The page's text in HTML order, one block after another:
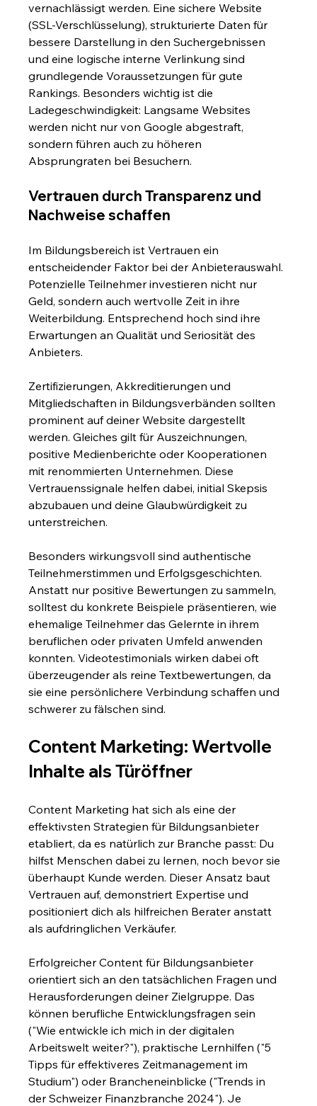
vernachlässigt werden. Eine sichere Website
(SSL-Verschlüsselung), strukturierte Daten für
bessere Darstellung in den Suchergebnissen
und eine logische interne Verlinkung sind
grundlegende Voraussetzungen für gute
Rankings. Besonders wichtig ist die
Ladegeschwindigkeit: Langsame Websites
werden nicht nur von Google abgestraft,
sondern führen auch zu höheren
Absprungraten bei Besuchern.
Vertrauen durch Transparenz und
Nachweise schaffen
Im Bildungsbereich ist Vertrauen ein
entscheidender Faktor bei der Anbieterauswahl.
Potenzielle Teilnehmer investieren nicht nur
Geld, sondern auch wertvolle Zeit in ihre
Weiterbildung. Entsprechend hoch sind ihre
Erwartungen an Qualität und Seriosität des
Anbieters.
Zertifizierungen, Akkreditierungen und
Mitgliedschaften in Bildungsverbänden sollten
prominent auf deiner Website dargestellt
werden. Gleiches gilt für Auszeichnungen,
positive Medienberichte oder Kooperationen
mit renommierten Unternehmen. Diese
Vertrauenssignale helfen dabei, initial Skepsis
abzubauen und deine Glaubwürdigkeit zu
unterstreichen.
Besonders wirkungsvoll sind authentische
Teilnehmerstimmen und Erfolgsgeschichten.
Anstatt nur positive Bewertungen zu sammeln,
solltest du konkrete Beispiele präsentieren, wie
ehemalige Teilnehmer das Gelernte in ihrem
beruflichen oder privaten Umfeld anwenden
konnten. Videotestimonials wirken dabei oft
überzeugender als reine Textbewertungen, da
sie eine persönlichere Verbindung schaffen und
schwerer zu fälschen sind.
Content Marketing: Wertvolle
Inhalte als Türöffner
Content Marketing hat sich als eine der
effektivsten Strategien für Bildungsanbieter
etabliert, da es natürlich zur Branche passt: Du
hilfst Menschen dabei zu lernen, noch bevor sie
überhaupt Kunde werden. Dieser Ansatz baut
Vertrauen auf, demonstriert Expertise und
positioniert dich als hilfreichen Berater anstatt
als aufdringlichen Verkäufer.
Erfolgreicher Content für Bildungsanbieter
orientiert sich an den tatsächlichen Fragen und
Herausforderungen deiner Zielgruppe. Das
können berufliche Entwicklungsfragen sein
("Wie entwickle ich mich in der digitalen
Arbeitswelt weiter?"), praktische Lernhilfen ("5
Tipps für effektiveres Zeitmanagement im
Studium") oder Brancheneinblicke ("Trends in
der Schweizer Finanzbranche 2024"). Je